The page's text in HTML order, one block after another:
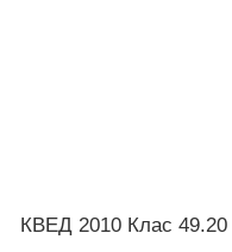
КВЕД 2010 Клас 49.20